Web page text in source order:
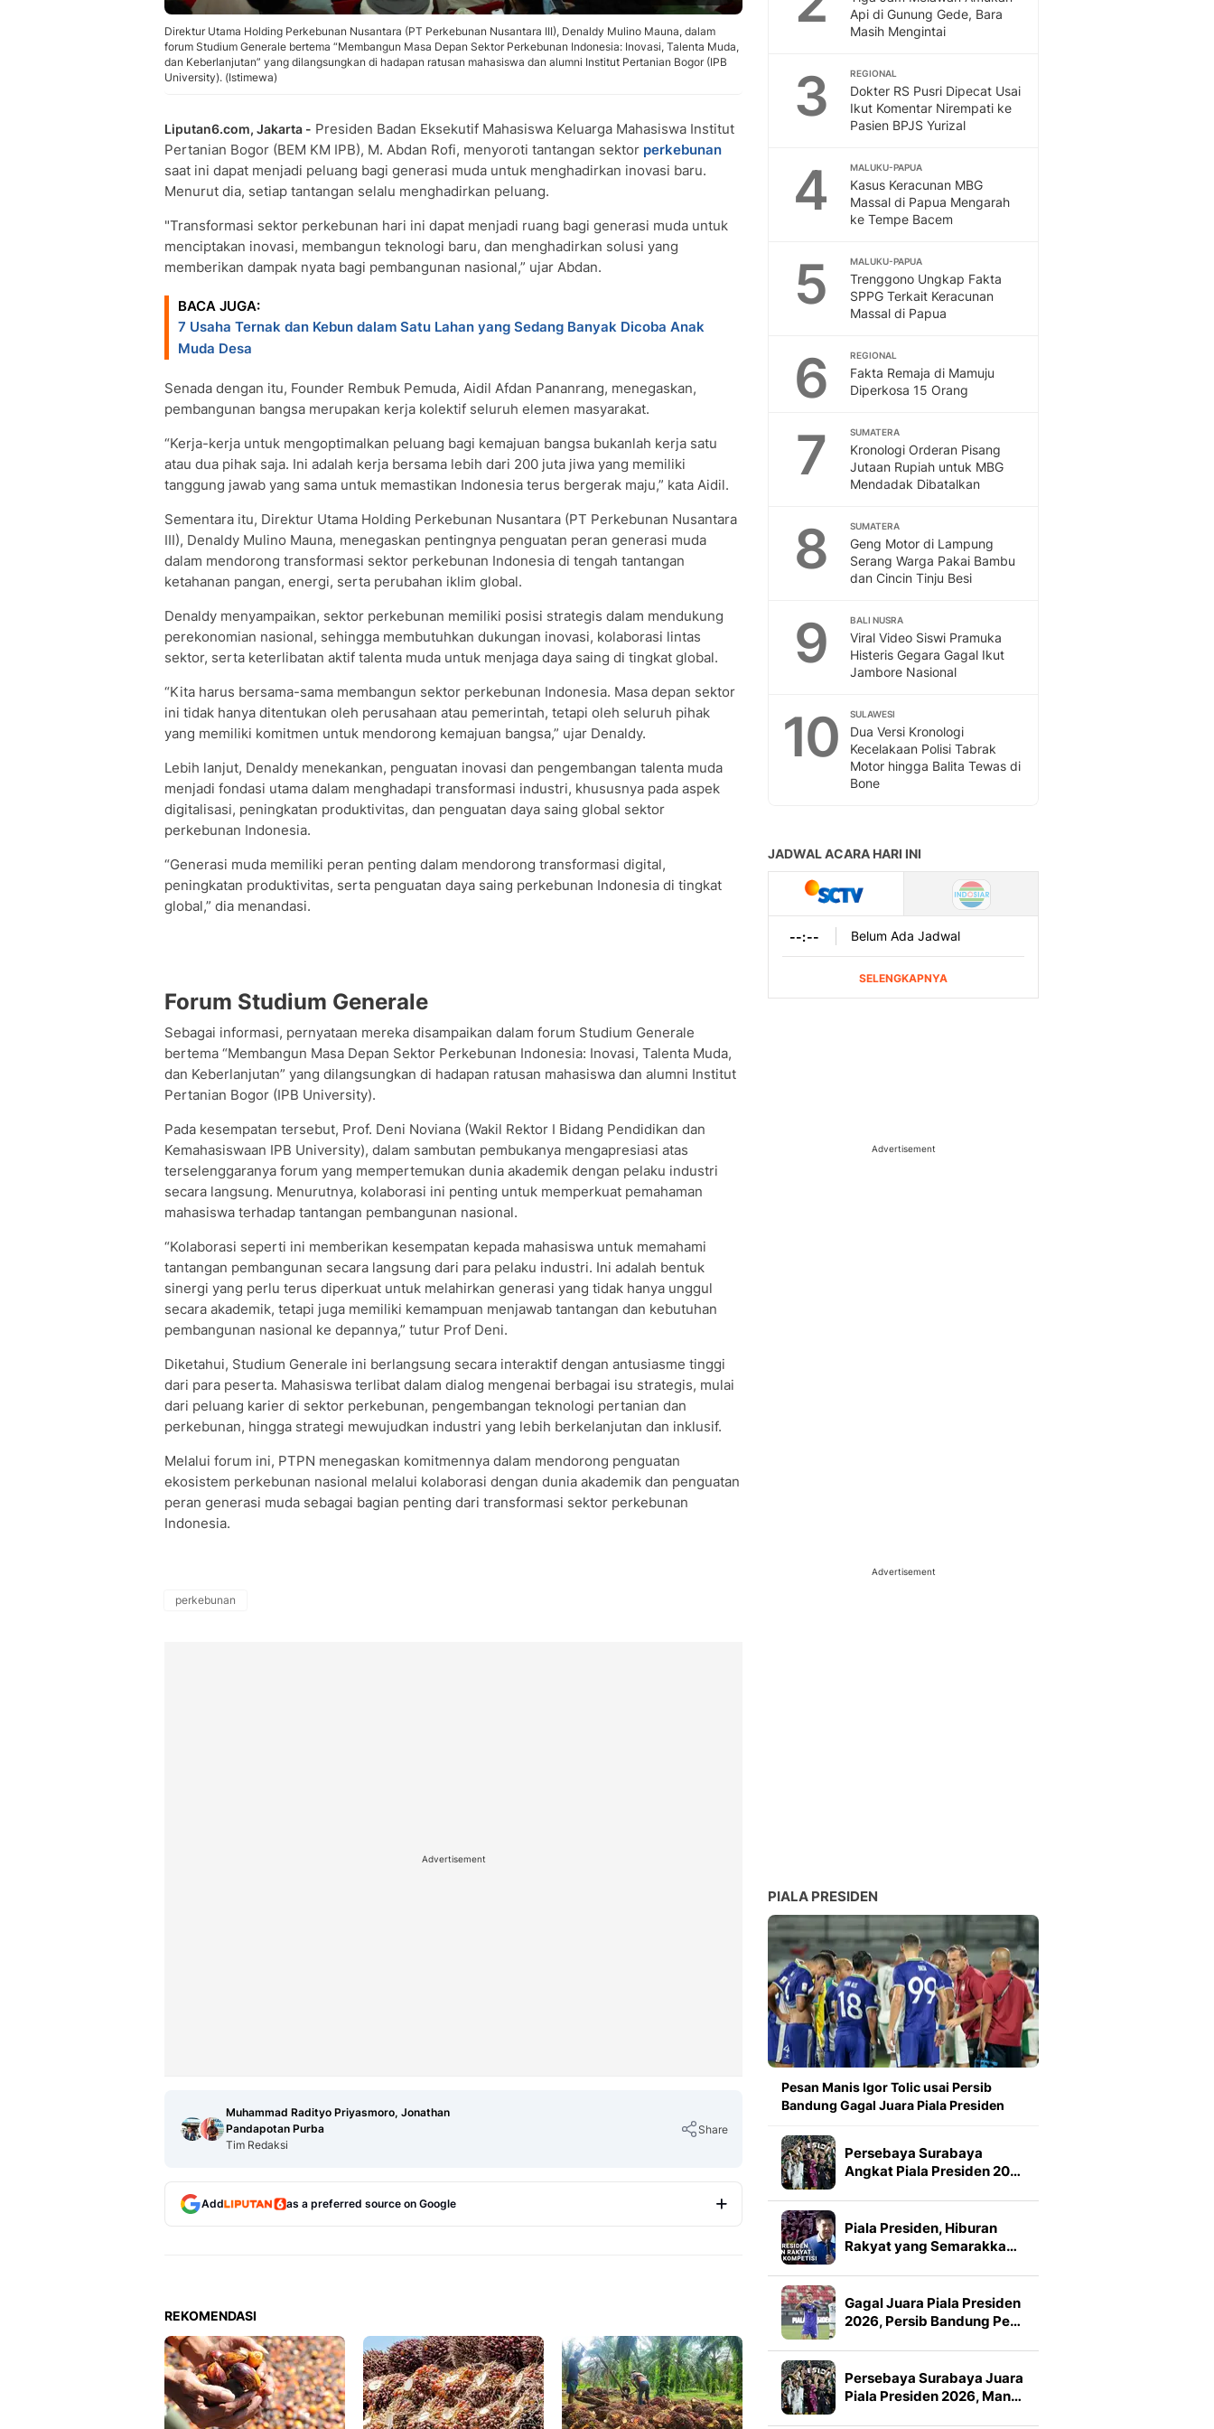
Direktur Utama Holding Perkebunan Nusantara (PT Perkebunan Nusantara III), Denaldy Mulino Mauna, dalam
forum Studium Generale bertema “Membangun Masa Depan Sektor Perkebunan Indonesia: Inovasi, Talenta Muda,
dan Keberlanjutan” yang dilangsungkan di hadapan ratusan mahasiswa dan alumni Institut Pertanian Bogor (IPB
University). (Istimewa)
Liputan6.com, Jakarta - Presiden Badan Eksekutif Mahasiswa Keluarga Mahasiswa Institut
Pertanian Bogor (BEM KM IPB), M. Abdan Rofi, menyoroti tantangan sektor perkebunan
saat ini dapat menjadi peluang bagi generasi muda untuk menghadirkan inovasi baru.
Menurut dia, setiap tantangan selalu menghadirkan peluang.
"Transformasi sektor perkebunan hari ini dapat menjadi ruang bagi generasi muda untuk
menciptakan inovasi, membangun teknologi baru, dan menghadirkan solusi yang
memberikan dampak nyata bagi pembangunan nasional,” ujar Abdan.
BACA JUGA:
7 Usaha Ternak dan Kebun dalam Satu Lahan yang Sedang Banyak Dicoba Anak
Muda Desa
Senada dengan itu, Founder Rembuk Pemuda, Aidil Afdan Pananrang, menegaskan,
pembangunan bangsa merupakan kerja kolektif seluruh elemen masyarakat.
“Kerja-kerja untuk mengoptimalkan peluang bagi kemajuan bangsa bukanlah kerja satu
atau dua pihak saja. Ini adalah kerja bersama lebih dari 200 juta jiwa yang memiliki
tanggung jawab yang sama untuk memastikan Indonesia terus bergerak maju,” kata Aidil.
Sementara itu, Direktur Utama Holding Perkebunan Nusantara (PT Perkebunan Nusantara
III), Denaldy Mulino Mauna, menegaskan pentingnya penguatan peran generasi muda
dalam mendorong transformasi sektor perkebunan Indonesia di tengah tantangan
ketahanan pangan, energi, serta perubahan iklim global.
Denaldy menyampaikan, sektor perkebunan memiliki posisi strategis dalam mendukung
perekonomian nasional, sehingga membutuhkan dukungan inovasi, kolaborasi lintas
sektor, serta keterlibatan aktif talenta muda untuk menjaga daya saing di tingkat global.
“Kita harus bersama-sama membangun sektor perkebunan Indonesia. Masa depan sektor
ini tidak hanya ditentukan oleh perusahaan atau pemerintah, tetapi oleh seluruh pihak
yang memiliki komitmen untuk mendorong kemajuan bangsa,” ujar Denaldy.
Lebih lanjut, Denaldy menekankan, penguatan inovasi dan pengembangan talenta muda
menjadi fondasi utama dalam menghadapi transformasi industri, khususnya pada aspek
digitalisasi, peningkatan produktivitas, dan penguatan daya saing global sektor
perkebunan Indonesia.
“Generasi muda memiliki peran penting dalam mendorong transformasi digital,
peningkatan produktivitas, serta penguatan daya saing perkebunan Indonesia di tingkat
global,” dia menandasi.
Forum Studium Generale
Sebagai informasi, pernyataan mereka disampaikan dalam forum Studium Generale
bertema “Membangun Masa Depan Sektor Perkebunan Indonesia: Inovasi, Talenta Muda,
dan Keberlanjutan” yang dilangsungkan di hadapan ratusan mahasiswa dan alumni Institut
Pertanian Bogor (IPB University).
Pada kesempatan tersebut, Prof. Deni Noviana (Wakil Rektor I Bidang Pendidikan dan
Kemahasiswaan IPB University), dalam sambutan pembukanya mengapresiasi atas
terselenggaranya forum yang mempertemukan dunia akademik dengan pelaku industri
secara langsung. Menurutnya, kolaborasi ini penting untuk memperkuat pemahaman
mahasiswa terhadap tantangan pembangunan nasional.
“Kolaborasi seperti ini memberikan kesempatan kepada mahasiswa untuk memahami
tantangan pembangunan secara langsung dari para pelaku industri. Ini adalah bentuk
sinergi yang perlu terus diperkuat untuk melahirkan generasi yang tidak hanya unggul
secara akademik, tetapi juga memiliki kemampuan menjawab tantangan dan kebutuhan
pembangunan nasional ke depannya,” tutur Prof Deni.
Diketahui, Studium Generale ini berlangsung secara interaktif dengan antusiasme tinggi
dari para peserta. Mahasiswa terlibat dalam dialog mengenai berbagai isu strategis, mulai
dari peluang karier di sektor perkebunan, pengembangan teknologi pertanian dan
perkebunan, hingga strategi mewujudkan industri yang lebih berkelanjutan dan inklusif.
Melalui forum ini, PTPN menegaskan komitmennya dalam mendorong penguatan
ekosistem perkebunan nasional melalui kolaborasi dengan dunia akademik dan penguatan
peran generasi muda sebagai bagian penting dari transformasi sektor perkebunan
Indonesia.
perkebunan
Advertisement
Muhammad Radityo Priyasmoro, Jonathan
Pandapotan Purba
Tim Redaksi
Share
Add as a preferred source on Google
REKOMENDASI
Api di Gunung Gede, Bara
Masih Mengintai
3 REGIONAL
Dokter RS Pusri Dipecat Usai
Ikut Komentar Nirempati ke
Pasien BPJS Yurizal
4 MALUKU-PAPUA
Kasus Keracunan MBG
Massal di Papua Mengarah
ke Tempe Bacem
5 MALUKU-PAPUA
Trenggono Ungkap Fakta
SPPG Terkait Keracunan
Massal di Papua
6 REGIONAL
Fakta Remaja di Mamuju
Diperkosa 15 Orang
7 SUMATERA
Kronologi Orderan Pisang
Jutaan Rupiah untuk MBG
Mendadak Dibatalkan
8 SUMATERA
Geng Motor di Lampung
Serang Warga Pakai Bambu
dan Cincin Tinju Besi
9 BALI NUSRA
Viral Video Siswi Pramuka
Histeris Gegara Gagal Ikut
Jambore Nasional
10 SULAWESI
Dua Versi Kronologi
Kecelakaan Polisi Tabrak
Motor hingga Balita Tewas di
Bone
Advertisement
Advertisement
PIALA PRESIDEN
Pesan Manis Igor Tolic usai Persib
Bandung Gagal Juara Piala Presiden
Persebaya Surabaya
Angkat Piala Presiden 20…
Piala Presiden, Hiburan
Rakyat yang Semarakka…
Gagal Juara Piala Presiden
2026, Persib Bandung Pe…
Persebaya Surabaya Juara
Piala Presiden 2026, Man…